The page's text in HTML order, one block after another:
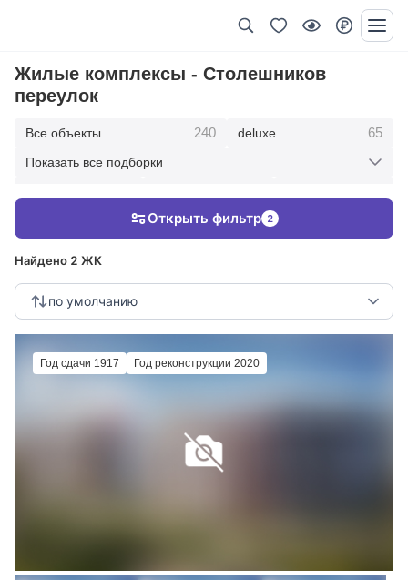
Жилые комплексы - Столешников
переулок
Все объекты 240 deluxe 65
123 клубные дома
Показать все подборки
Найдено 2 ЖК
по умолчанию
Открыть фильтр 2
Год сдачи 1917 Год реконструкции 2020